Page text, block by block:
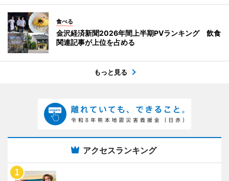
食べる
金沢経済新聞2026年間上半期PVランキング 飲食
関連記事が上位を占める
もっと見る
アクセスランキング